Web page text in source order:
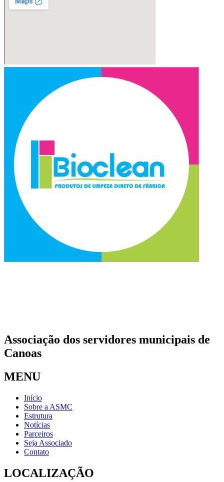
Associação dos servidores municipais de
Canoas
MENU
Início
Sobre a ASMC
Estrutura
Notícias
Parceiros
Seja Associado
Contato
LOCALIZAÇÃO